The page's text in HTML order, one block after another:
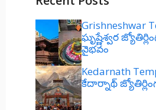
Grishneshwar
ఘృష్ణేశ్వర
వైభవం
Kedarnath
కేదార్నాథ్